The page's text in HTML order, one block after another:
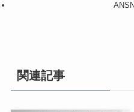
関連記事